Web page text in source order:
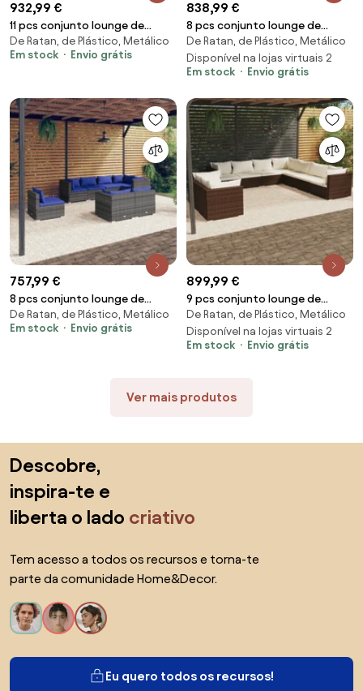
932,99 €
11 pcs conjunto lounge de
jardim c/ almofadões vime PE
cinzento
De Ratan, de Plástico, Metálico
Em stock
Envio grátis
838,99 €
8 pcs conjunto lounge de
jardim c/ almofadões vime PE
preto
De Ratan, de Plástico, Metálico
Disponível na lojas virtuais 2
Em stock
Envio grátis
757,99 €
8 pcs conjunto lounge de
jardim c/ almofadões vime PE
cinzento
De Ratan, de Plástico, Metálico
Em stock
Envio grátis
899,99 €
9 pcs conjunto lounge de
jardim c/ almofadões vime PE
castanho
De Ratan, de Plástico, Metálico
Disponível na lojas virtuais 2
Em stock
Envio grátis
Ver mais produtos
Descobre,
inspira-te e
liberta o lado criativo
Tem acesso a todos os recursos e torna-te
parte da comunidade Home&Decor.
Eu quero todos os recursos!